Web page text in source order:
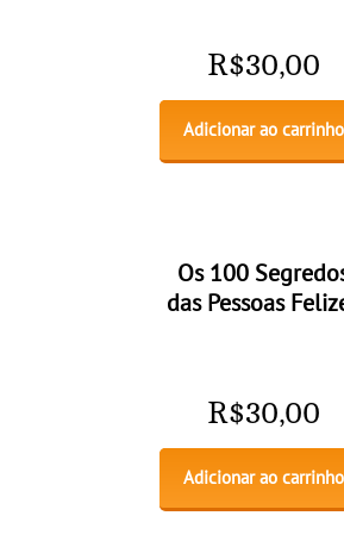
R$30,00
Adicionar ao carrinho
Os 100
das Pessoas
R$30,00
Adicionar ao carrinho